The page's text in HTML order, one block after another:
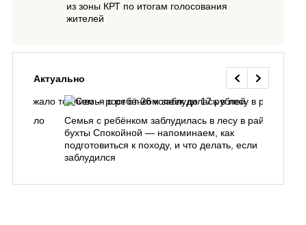
из зоны КРТ по итогам голосования
жителей
Актуально
Семья с ребёнком заблудилась в лесу в районе
бухты Спокойной — напоминаем, как
подготовиться к походу, и что делать, если
заблудился